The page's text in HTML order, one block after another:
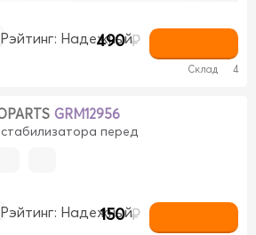
490 ₽
Склад 4
GRM12956
перед
150 ₽